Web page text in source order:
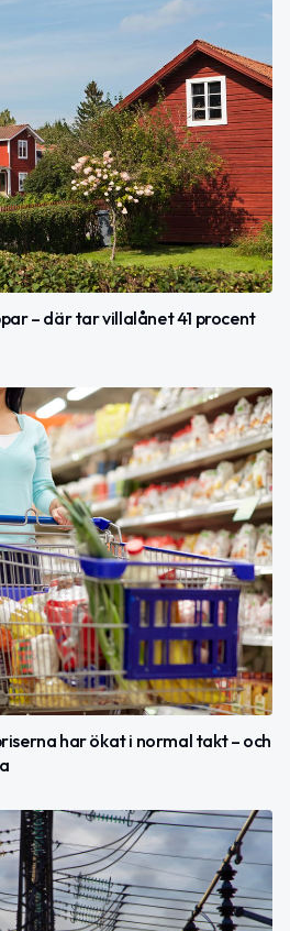
– där tar villalånet 41 procent
har ökat i normal takt – och